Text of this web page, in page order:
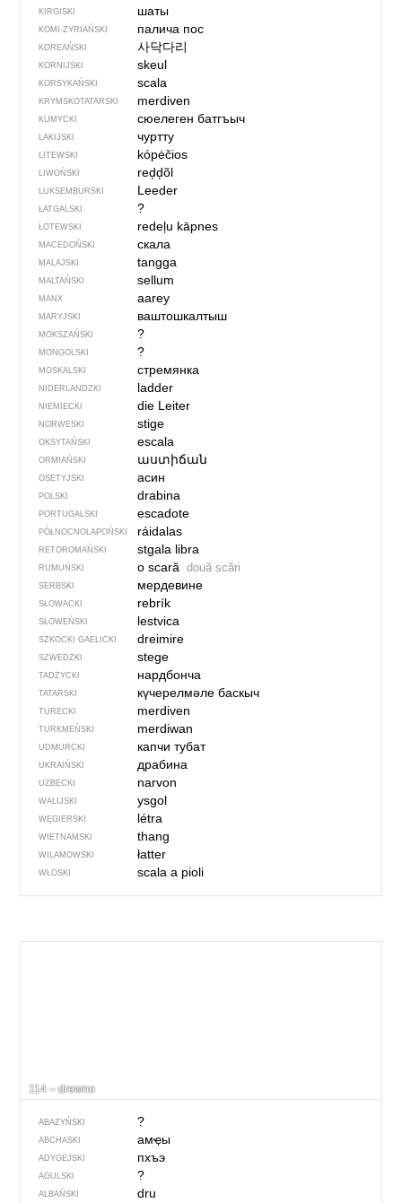
KIRGISKI шаты
KOMI-ZYRIAŃSKI палича пос
KOREAŃSKI 사닥다리
KORNIJSKI skeul
KORSYKAŃSKI scala
KRYMSKOTATARSKI merdiven
KUMYCKI сюелеген батгъыч
LAKIJSKI чуртту
LITEWSKI kópėčios
LIWOŃSKI reḑḑõl
LUKSEMBURSKI Leeder
ŁATGALSKI ?
ŁOTEWSKI redeļu kāpnes
MACEDOŃSKI скала
MALAJSKI tangga
MALTAŃSKI sellum
MANX aarey
MARYJSKI ваштошкалтыш
MOKSZAŃSKI ?
MONGOLSKI ?
MOSKALSKI стремянка
NIDERLANDZKI ladder
NIEMIECKI die Leiter
NORWESKI stige
OKSYTAŃSKI escala
ORMIAŃSKI աստիճան
OSETYJSKI асин
POLSKI drabina
PORTUGALSKI escadote
PÓŁNOCNO­LA­POŃ­SKI ráidalas
RETOROMAŃSKI stgala libra
RUMUŃSKI o scară două scări
SERBSKI мердевине
SŁOWACKI rebrík
SŁOWEŃSKI lestvica
SZKOCKI GAELICKI dreimire
SZWEDZKI stege
TADŻYCKI нардбонча
TATARSKI күчерелмәле баскыч
TURECKI merdiven
TURKMEŃSKI merdiwan
UDMURCKI капчи тубат
UKRAIŃSKI драбина
UZBECKI narvon
WALIJSKI ysgol
WĘGIERSKI létra
WIETNAMSKI thang
WILAMOWSKI łatter
WŁOSKI scala a pioli
114 – drewno
ABAZYŃSKI ?
ABCHASKI амҿы
ADYGEJSKI пхъэ
AGULSKI ?
ALBAŃSKI dru